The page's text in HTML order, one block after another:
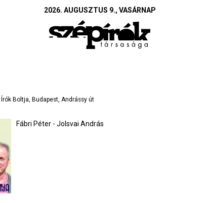
2026. AUGUSZTUS 9., VASÁRNAP
Boltja, Budapest, Andrássy út
Fábri Péter - Jolsvai András